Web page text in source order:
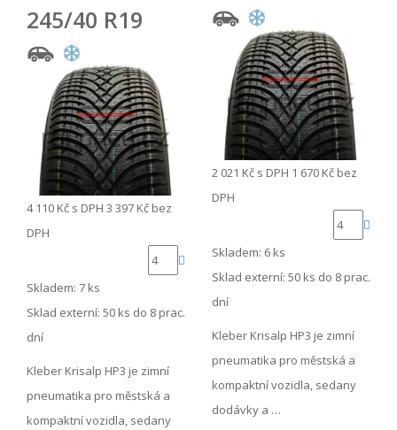
245/40 R19
4 110 Kč s DPH 3 397 Kč bez
DPH
Skladem: 7 ks
Sklad externí: 50 ks do 8 prac.
dní
Kleber Krisalp HP3 je zimní
pneumatika pro městská a
kompaktní vozidla, sedany
2 021 Kč s DPH 1 670 Kč bez
DPH
Skladem: 6 ks
Sklad externí: 50 ks do 8 prac.
dní
Kleber Krisalp HP3 je zimní
pneumatika pro městská a
kompaktní vozidla, sedany
dodávky a …